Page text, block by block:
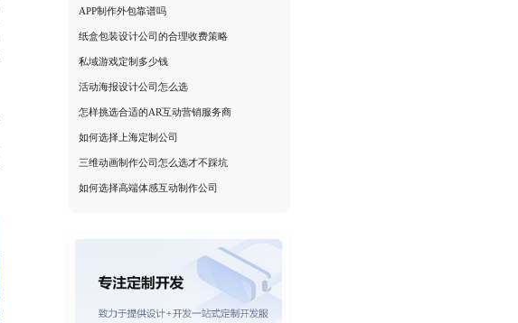
APP制作外包靠谱吗
纸盒包装设计公司的合理收费策略
私域游戏定制多少钱
活动海报设计公司怎么选
怎样挑选合适的AR互动营销服务商
如何选择上海定制公司
三维动画制作公司怎么选才不踩坑
如何选择高端体感互动制作公司